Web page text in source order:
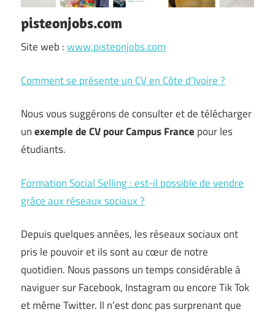
pisteonjobs.com
Site web :www.pisteonjobs.com
Comment se présente un CV en Côte d’Ivoire ?
Nous vous suggérons de consulter et de télécharger
unexemple de CV pour Campus France pour les
étudiants.
Formation Social Selling : est-il possible de vendre
grâce aux réseaux sociaux ?
Depuis quelques années, les réseaux sociaux ont
pris le pouvoir et ils sont au cœur de notre
quotidien. Nous passons un temps considérable à
naviguer sur Facebook, Instagram ou encore Tik Tok
et même Twitter. Il n’est donc pas surprenant que